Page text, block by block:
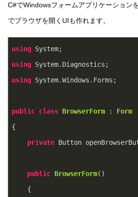
C#でWindowsフォームアプリケーション
でブラウザを開くUIも作れます。
using System;
using System.Diagnostics;
using System.Windows.Forms;
public class BrowserForm : Form
{
private Button
public BrowserForm( )
    {